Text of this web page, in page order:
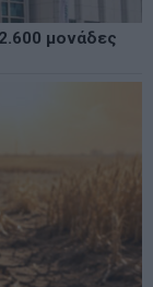
μονάδες